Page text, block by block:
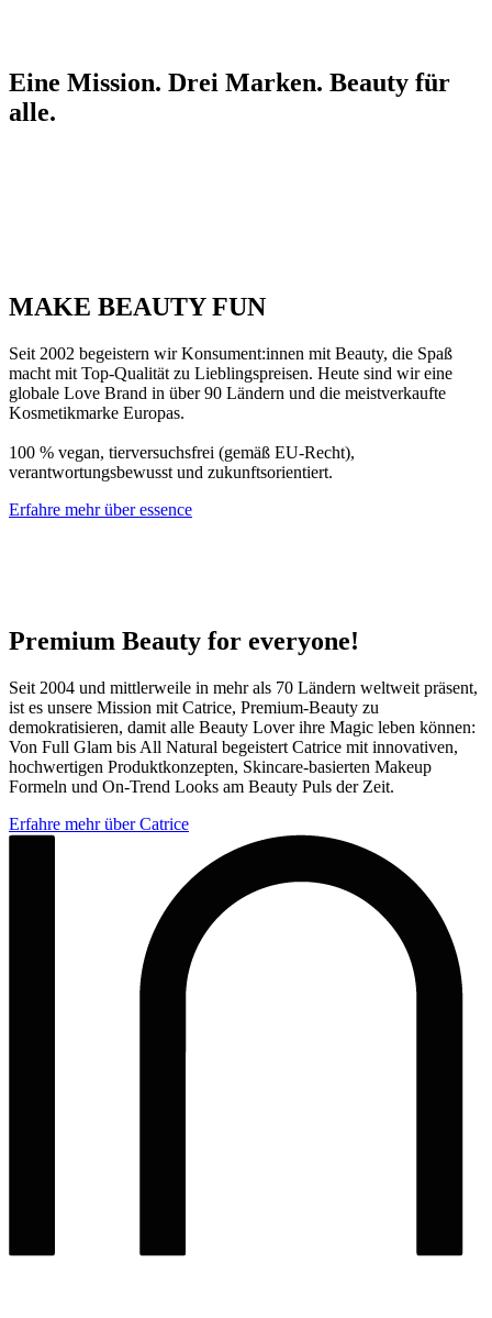
Eine Mission. Drei Marken. Beauty für
alle.
MAKE BEAUTY FUN
Seit 2002 begeistern wir Konsument:innen mit Beauty, die Spaß
macht mit Top-Qualität zu Lieblingspreisen. Heute sind wir eine
globale Love Brand in über 90 Ländern und die meistverkaufte
Kosmetikmarke Europas.
100 % vegan, tierversuchsfrei (gemäß EU-Recht),
verantwortungsbewusst und zukunftsorientiert.
Erfahre mehr über essence
Premium Beauty for everyone!
Seit 2004 und mittlerweile in mehr als 70 Ländern weltweit präsent,
ist es unsere Mission mit Catrice, Premium-Beauty zu
demokratisieren, damit alle Beauty Lover ihre Magic leben können:
Von Full Glam bis All Natural begeistert Catrice mit innovativen,
hochwertigen Produktkonzepten, Skincare-basierten Makeup
Formeln und On-Trend Looks am Beauty Puls der Zeit.
Erfahre mehr über Catrice